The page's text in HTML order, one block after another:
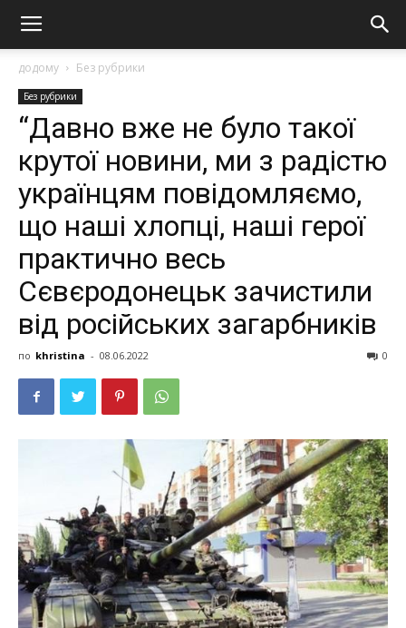
додому Без рубрики
Без рубрики
“Давно вже не було такої
крутої новини, ми з радістю
українцям повідомляємо,
що наші хлопці, наші герої
практично весь
Сєвєродонецьк зачистили
від російських загарбників
по khristina - 08.06.2022 0